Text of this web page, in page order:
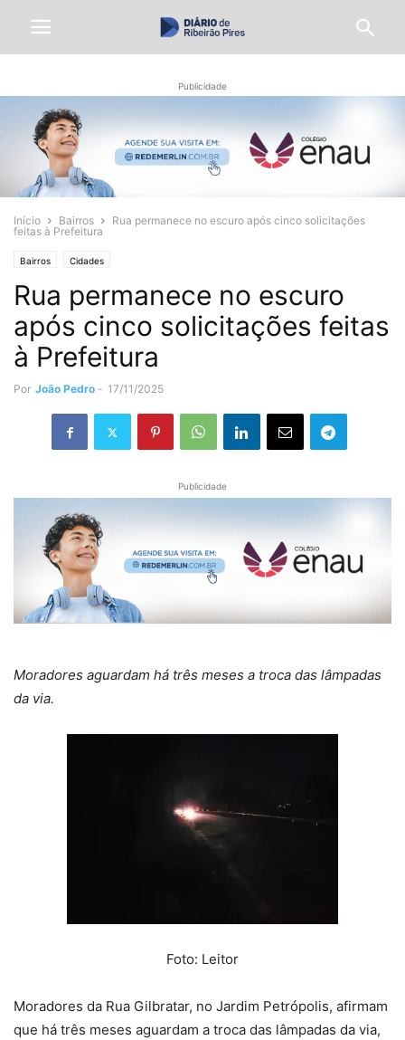
Publicidade
Início Bairros
Rua permanece no escuro após cinco solicitações
feitas à Prefeitura
Bairros Cidades
Rua permanece no escuro
após cinco solicitações feitas
à Prefeitura
Por João Pedro - 17/11/2025
Publicidade
Moradores aguardam há três meses a troca das lâmpadas
da via.
Foto: Leitor
Moradores da Rua Gilbratar, no Jardim Petrópolis, afirmam
que há três meses aguardam a troca das lâmpadas da via,